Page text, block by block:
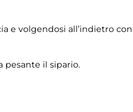
e volgendosi all’indietro con
pesante il sipario.